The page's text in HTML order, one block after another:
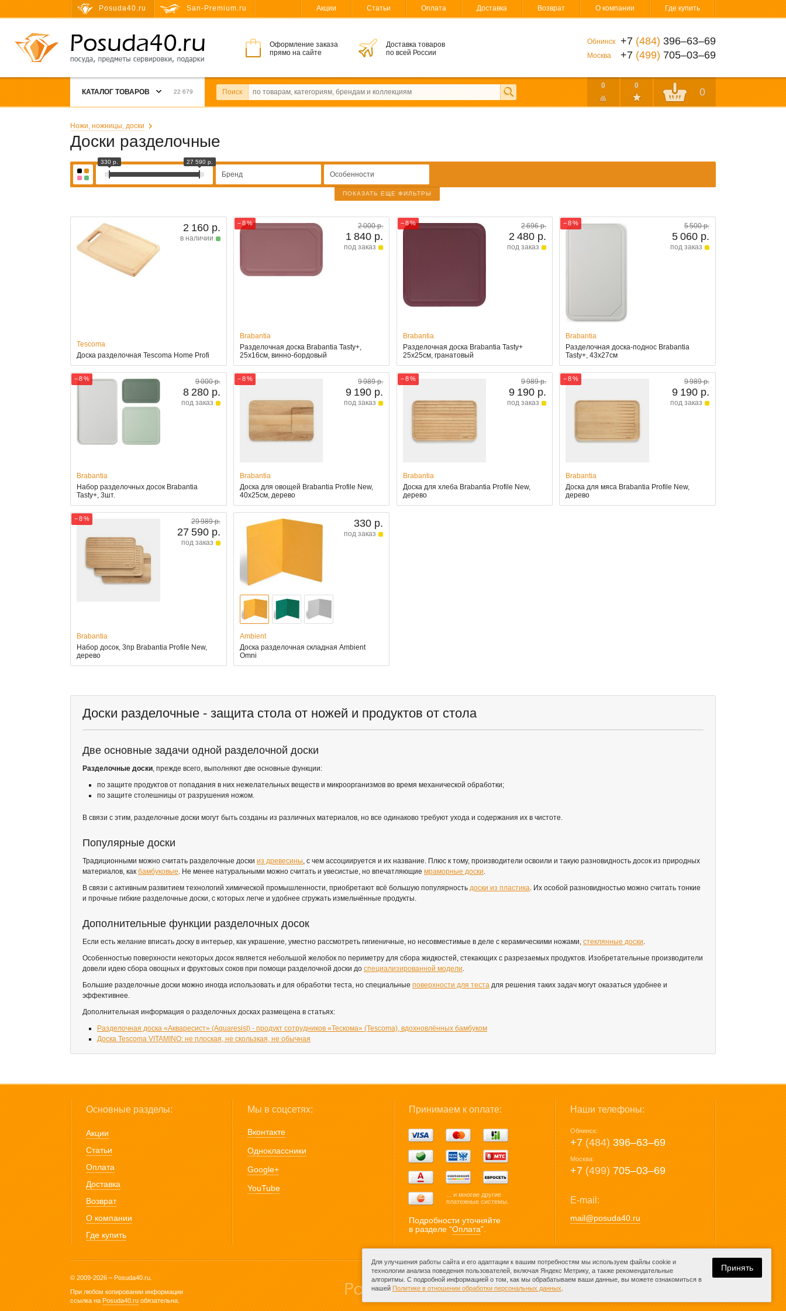
Posuda40.ru San-Premium.ru Акции Статьи Оплата Доставка Возврат О компании Где купить
Оформление заказа
прямо на сайте
Доставка товаров
по всей России
Обнинск +7 (484) 396‒63‒69
Москва +7 (499) 705‒03‒69
КАТАЛОГ ТОВАРОВ 22 679 Поиск
0 0
0
Ножи, ножницы, доски
Доски разделочные
330 р. 27 590 р.
Бренд Особенности
ПОКАЗАТЬ ЕЩЕ ФИЛЬТРЫ
2 160 р.
в наличии
Tescoma
Доска разделочная Tescoma Home Profi
− 8 % 2 000 р.
1 840 р.
под заказ
Brabantia
Разделочная доска Brabantia Tasty+,
25x16см, винно-бордовый
− 8 % 2 696 р.
2 480 р.
под заказ
Brabantia
Разделочная доска Brabantia Tasty+
25x25см, гранатовый
− 8 % 5 500 р.
5 060 р.
под заказ
Brabantia
Разделочная доска-поднос Brabantia
Tasty+, 43x27см
− 8 % 9 000 р.
8 280 р.
под заказ
Brabantia
Набор разделочных досок Brabantia
Tasty+, 3шт.
− 8 % 9 989 р.
9 190 р.
под заказ
Brabantia
Доска для овощей Brabantia Profile New,
40x25см, дерево
− 8 % 9 989 р.
9 190 р.
под заказ
Brabantia
Доска для хлеба Brabantia Profile New,
дерево
− 8 % 9 989 р.
9 190 р.
под заказ
Brabantia
Доска для мяса Brabantia Profile New,
дерево
− 8 % 29 989 р.
27 590 р.
под заказ
Brabantia
Набор досок, 3пр Brabantia Profile New,
дерево
330 р.
под заказ
Ambient
Доска разделочная складная Ambient
Omni
Доски разделочные - защита стола от ножей и продуктов от стола
Две основные задачи одной разделочной доски
Разделочные доски, прежде всего, выполняют две основные функции:
по защите продуктов от попадания в них нежелательных веществ и микроорганизмов во время механической обработки;
по защите столешницы от разрушения ножом.
В связи с этим, разделочные доски могут быть созданы из различных материалов, но все одинаково требуют ухода и содержания их в чистоте.
Популярные доски
Традиционными можно считать разделочные доски из древесины, с чем ассоциируется и их название. Плюс к тому, производители освоили и такую разновидность досок из природных
материалов, как бамбуковые. Не менее натуральными можно считать и увесистые, но впечатляющие мраморные доски.
В связи с активным развитием технологий химической промышленности, приобретают всё большую популярность доски из пластика. Их особой разновидностью можно считать тонкие
и прочные гибкие разделочные доски, с которых легче и удобнее сгружать измельчённые продукты.
Дополнительные функции разделочных досок
Если есть желание вписать доску в интерьер, как украшение, уместно рассмотреть гигиеничные, но несовместимые в деле с керамическими ножами, стеклянные доски.
Особенностью поверхности некоторых досок является небольшой желобок по периметру для сбора жидкостей, стекающих с разрезаемых продуктов. Изобретательные производители
довели идею сбора овощных и фруктовых соков при помощи разделочной доски до специализированной модели.
Большие разделочные доски можно иногда использовать и для обработки теста, но специальные поверхности для теста для решения таких задач могут оказаться удобнее и
эффективнее.
Дополнительная информация о разделочных досках размещена в статьях:
Разделочная доска «Акваресист» (Aquaresist) - продукт сотрудников «Тескома» (Tescoma), вдохновлённых бамбуком
Доска Tescoma VITAMINO: не плоская, не скользкая, не обычная
Основные разделы:
Акции
Статьи
Оплата
Доставка
Возврат
О компании
Где купить
Мы в соцсетях:
Вконтакте
Одноклассники
Google+
YouTube
Принимаем к оплате:
... и многие другие
платежные системы.
Подробности уточняйте
в разделе “Оплата”.
Наши телефоны:
Обнинск:
+7 (484) 396‒63‒69
Москва:
+7 (499) 705‒03‒69
E-mail:
mail@posuda40.ru
© 2009-2026 – Posuda40.ru.
При любом копировании информации
ссылка на Posuda40.ru обязательна.
Разработка сайта:
Для улучшения работы сайта и его адаптации к вашим потребностям мы используем файлы cookie и
технологии анализа поведения пользователей, включая Яндекс Метрику, а также рекомендательные
алгоритмы. С подробной информацией о том, как мы обрабатываем ваши данные, вы можете ознакомиться в
нашей Политике в отношении обработки персональных данных
Принять